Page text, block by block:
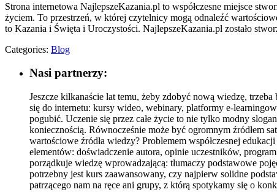
Strona internetowa NajlepszeKazania.pl to współczesne miejsce
życiem. To przestrzeń, w której czytelnicy mogą odnaleźć
to Kazania i Święta i Uroczystości. NajlepszeKazania.pl zostało
Categories: Blog
Nasi partnerzy:
Jeszcze kilkanaście lat temu, żeby zdobyć nową wiedzę,
się do internetu: kursy wideo, webinary, platformy e-
pogubić. Uczenie się przez całe życie to nie tylko modny
koniecznością. Równocześnie może być ogromnym źródłem
wartościowe źródła wiedzy? Problemem współczesnej
elementów: doświadczenie autora, opinie uczestników,
porządkuje wiedzę wprowadzającą: tłumaczy podstawowe
potrzebny jest kurs zaawansowany, czy najpierw solidne
patrzącego nam na ręce ani grupy, z którą spotykamy się o